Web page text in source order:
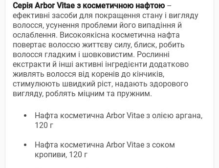
Серія Arbor Vitae з косметичною нафтою –
ефективні засоби для покращення стану і вигляду
волосся, усунення проблеми його випадіння й
ослаблення. Високоякісна косметична нафта
повертає волоссю життєву силу, блиск, робить
волосся гладким і шовковистим. Рослинні
екстракти й інші активні інгредієнти додатково
живлять волосся від коренів до кінчиків,
стимулюють швидкий ріст, надають здорового
вигляду, роблять міцним та пружним.
Нафта косметична Arbor Vitae з олією аргана,
120 г
Нафта косметична Arbor Vitae з соком
кропиви, 120 г